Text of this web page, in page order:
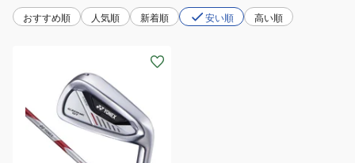
おすすめ順 人気順 新着順 安い順 高い順